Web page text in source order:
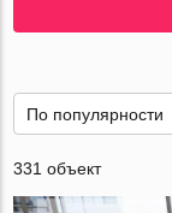
По популярности
331 объект